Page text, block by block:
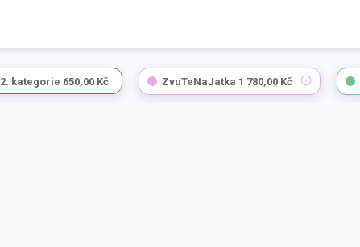
2. kategorie 650,00 Kč ZvuTeNaJatka 1 780,00 Kč